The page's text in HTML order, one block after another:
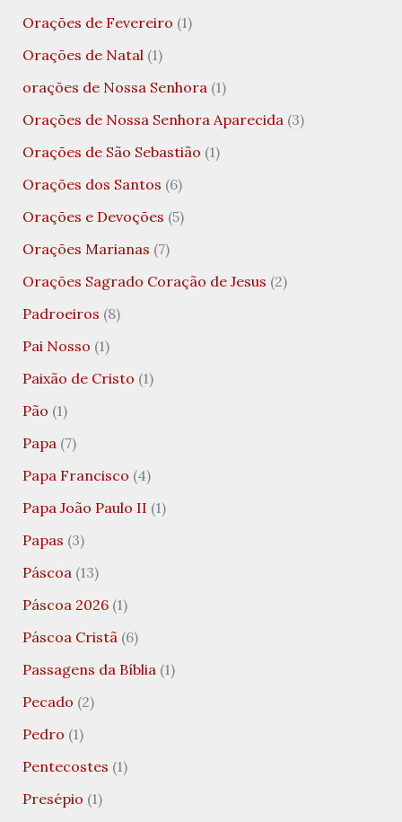
Orações de Fevereiro (1)
Orações de Natal (1)
orações de Nossa Senhora (1)
Orações de Nossa Senhora Aparecida (3)
Orações de São Sebastião (1)
Orações dos Santos (6)
Orações e Devoções (5)
Orações Marianas (7)
Orações Sagrado Coração de Jesus (2)
Padroeiros (8)
Pai Nosso (1)
Paixão de Cristo (1)
Pão (1)
Papa (7)
Papa Francisco (4)
Papa João Paulo II (1)
Papas (3)
Páscoa (13)
Páscoa 2026(1)
Páscoa Cristã (6)
Passagens da Bíblia (1)
Pecado (2)
Pedro (1)
Pentecostes (1)
Presépio (1)